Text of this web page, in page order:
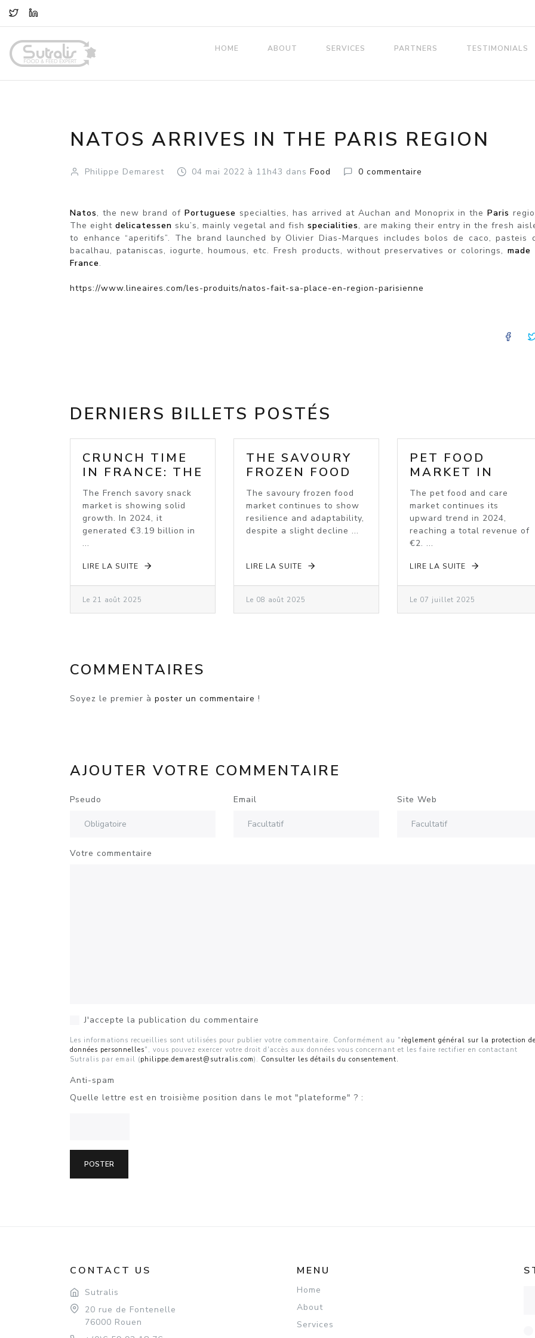
TWITTER
HOME ABOUT SERVICES PARTNERS TESTIMONIALS
NATOS ARRIVES IN THE PARIS REGION
Philippe Demarest 04 mai 2022 à 11h43 dans Food 0 commentaire
Natos, the new brand of Portuguese specialties, has arrived at Auchan and Monoprix in the Paris
The eight delicatessen sku’s, mainly vegetal and fish specialities, are making their entry in the fresh
to enhance “aperitifs”. The brand launched by Olivier Dias-Marques includes bolos de caco, pasteis
bacalhau, pataniscas, iogurte, houmous, etc. Fresh products, without preservatives or colorings, made
France.
https://www.lineaires.com/les-produits/natos-fait-sa-place-en-region-parisienne
DERNIERS BILLETS POSTÉS
CRUNCH TIME
IN FRANCE: THE
SAVOURY
SNACK BOOM
The French savory snack
market is showing solid
growth. In 2024, it
generated €3.19 billion in
...
LIRE LA SUITE
Le 21 août 2025
THE SAVOURY
FROZEN FOOD
MARKET: A
BOOMING
INDUSTRY
The savoury frozen food
market continues to show
resilience and adaptability,
despite a slight decline ...
LIRE LA SUITE
Le 08 août 2025
PET FOOD
MARKET IN
2024: VALUE
GROWTH
DESPITE
VOLUME
DECLINE
The pet food and care
market continues its
upward trend in 2024,
reaching a total revenue of
€2. ...
LIRE LA SUITE
Le 07 juillet 2025
COMMENTAIRES
Soyez le premier à poster un commentaire !
AJOUTER VOTRE COMMENTAIRE
Pseudo Email Site Web
Votre commentaire
J'accepte la publication du commentaire
Les informations recueillies sont utilisées pour publier votre commentaire. Conformément au " règlement général sur la protection
données personnelles", vous pouvez exercer votre droit d'accès aux données vous concernant et les faire rectifier en contactant
Sutralis par email (philippe.demarest@sutralis.com). Consulter les détails du consentement.
Anti-spam
Quelle lettre est en troisième position dans le mot "plateforme" ? :
CONTACT US
Sutralis
20 rue de Fontenelle
76000 Rouen
MENU
Home
About
Services